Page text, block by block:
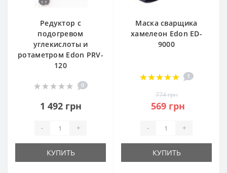
Редуктор с
подогревом
углекислоты и
ротаметром Edon PRV-
120
0
1 492 грн
- +
КУПИТЬ
Маска сварщика
хамелеон Edon ED-
9000
1
774 грн
569 грн
- +
КУПИТЬ